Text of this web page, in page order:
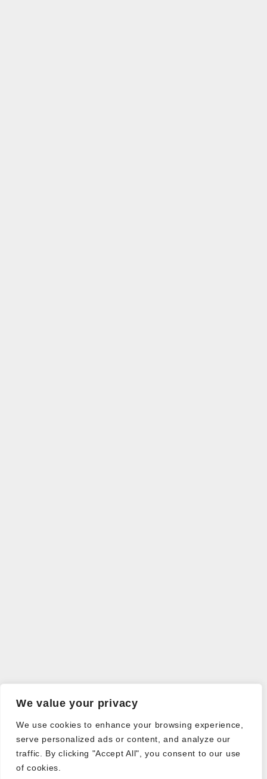
We value your privacy
We use cookies to enhance your browsing experience,
serve personalized ads or content, and analyze our
traffic. By clicking "Accept All", you consent to our use
of cookies.